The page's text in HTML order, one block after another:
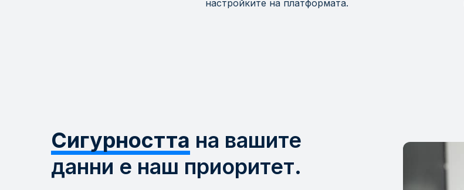
настройките на платформата.
Сигурността на вашите
данни е наш приоритет.